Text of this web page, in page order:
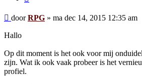
Bericht
doorRPG » ma dec 14, 2015 12:35 am
Hallo
Op dit moment is het ook voor mij
zijn. Wat ik ook vaak probeer is het
profiel.